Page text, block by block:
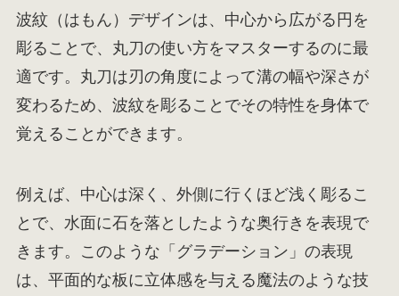
波紋（はもん）デザインは、中心から広がる円を
彫ることで、丸刀の使い方をマスターするのに最
適です。丸刀は刃の角度によって溝の幅や深さが
変わるため、波紋を彫ることでその特性を身体で
覚えることができます。
例えば、中心は深く、外側に行くほど浅く彫るこ
とで、水面に石を落としたような奥行きを表現で
きます。このような「グラデーション」の表現
は、平面的な板に立体感を与える魔法のような技